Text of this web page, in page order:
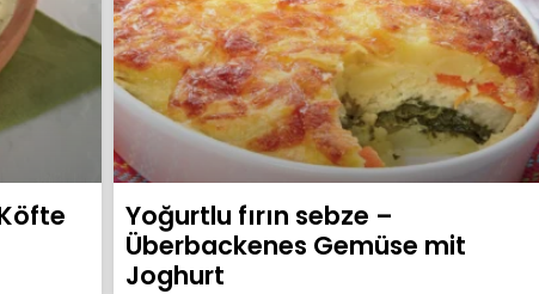
Yoğurtlu fırın sebze –
Überbackenes Gemüse mit
Joghurt